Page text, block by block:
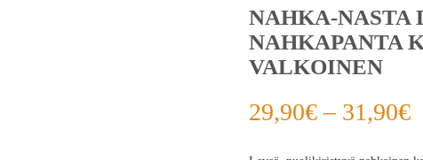
NAHKA-NASTA
NAHKAPANTA
VALKOINEN
29,90€ – 31,90€